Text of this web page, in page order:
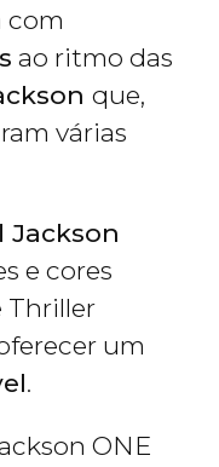
com
ao ritmo das
que,
várias
Jackson
e cores
Thriller
um
.
ONE